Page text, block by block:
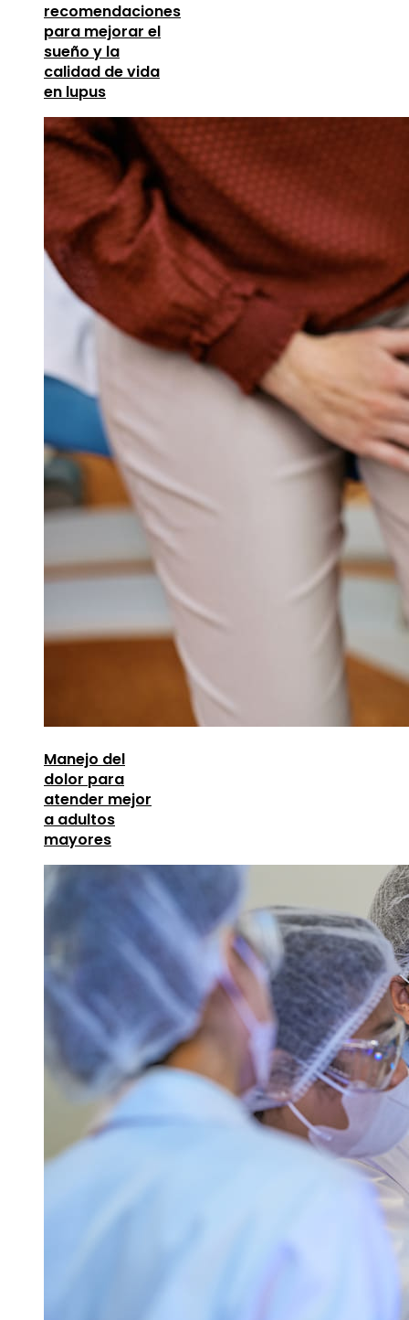
recomendaciones
para mejorar el
sueño y la
calidad de vida
en lupus
Manejo del
dolor para
atender mejor
a adultos
mayores